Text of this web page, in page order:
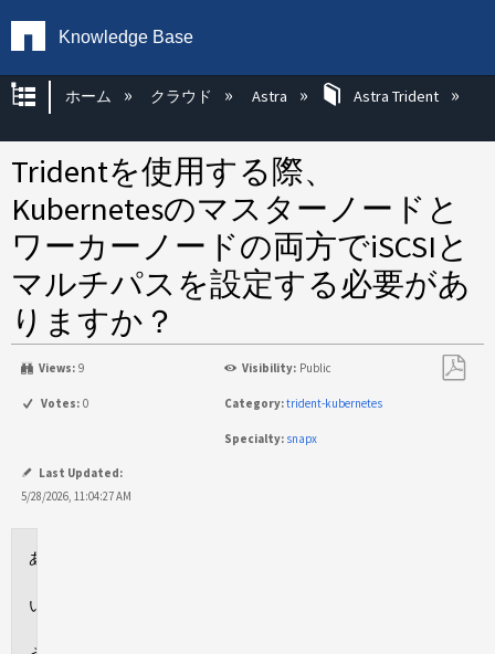
Knowledge Base
グローバル階層を展開/折りたたむ
ホーム クラウド Astra Astra Trident
Tridentを使用する際、
Kubernetesのマスターノードと
ワーカーノードの両方でiSCSIと
マルチパスを設定する必要があ
りますか？
Views: 9 Visibility: Public
Votes: 0 Category:trident-kubernetes
Specialty: snapx
Last Updated:
5/28/2026, 11:04:27 AM